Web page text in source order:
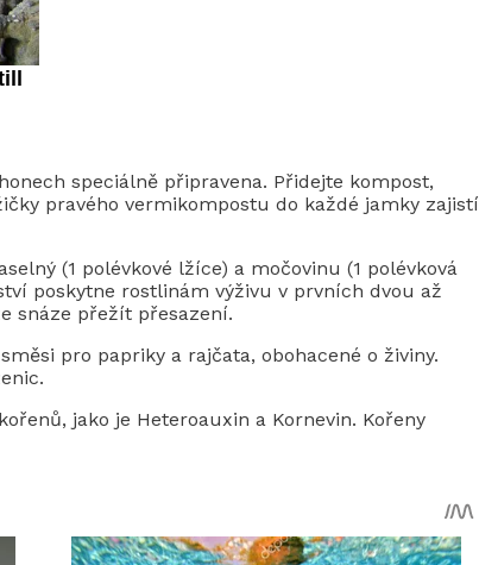
speciálně připravena. Přidejte kompost,
pravého vermikompostu do každé jamky zajistí
(1 polévkové lžíce) a močovinu (1 polévková
poskytne rostlinám výživu v prvních dvou až
snáze přežít přesazení.
pro papriky a rajčata, obohacené o živiny.
jako je Heteroauxin a Kornevin. Kořeny